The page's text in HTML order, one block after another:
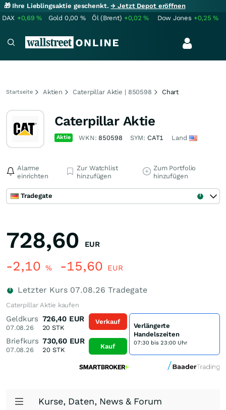
🎁 Ihre Lieblingsaktie geschenkt.→ Jetzt Depot eröffnen
DAX +0,69% Gold 0,00 % Öl (Brent) +0,02% Dow Jones +0,25%
Startseite Aktien Caterpillar Aktie | 850598 Chart
Caterpillar Aktie
Aktie WKN: 850598 SYM: CAT1 Land
Alarme
einrichten
Zur Watchlist
hinzufügen
Zum Portfolio
hinzufügen
Tradegate
728,60 EUR
-2,10 % -15,60 EUR
Letzter Kurs 07.08.26 Tradegate
Caterpillar Aktie kaufen
Geldkurs
07.08.26
726,40 EUR
20 STK
Briefkurs
07.08.26
730,60 EUR
20 STK
Verkauf
Kauf
Verlängerte
Handelszeiten
07:30 bis 23:00 Uhr
Kurse, Daten, News & Forum